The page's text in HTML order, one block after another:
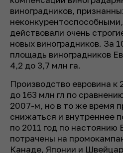
виноградников,
действовали очень
новых виноградников. За
площадь виноградников
4,2 до 3,7 млн га.
Производство евровина к
до 163 млн гл по
2007-м, но в то же время
снижаться и внутреннее
по 2011 год по настоянию
потрачены на
Канаде, Японии и